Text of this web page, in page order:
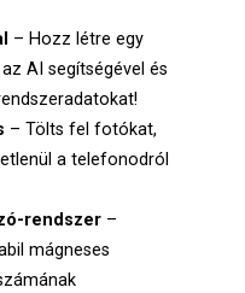
– Hozz létre egy
AI segítségével és
– Tölts fel fotókat,
a telefonodról
rendszer –
mágneses